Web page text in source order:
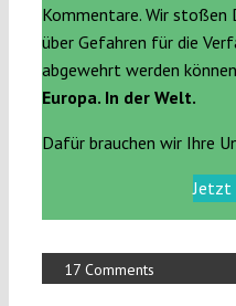
Kommentare. Wir stoßen
über Gefahren für die
abgewehrt werden
Europa. In der Welt.
Dafür brauchen wir Ihre
Jetzt
17 Comments